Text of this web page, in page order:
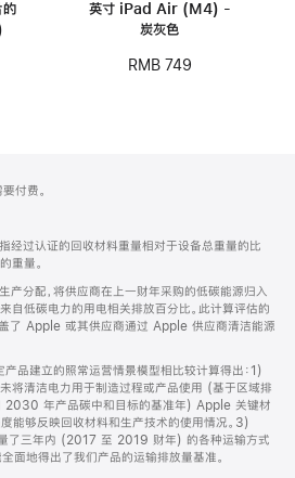
的
英寸 iPad Air (M4) -
炭灰色
RMB 749
付费。
经过认证的回收材料重量相对于设备总重量的比
重量。
分配，将供应商在上一财年采购的低碳能源归入
自低碳电力的用电相关排放百分比。此计算评估的
了 Apple 或其供应商通过 Apple 供应商清洁能源
品建立的照常运营情景模型相比较计算得出：1)
将清洁电力用于制造过程或产品使用 (基于区域排
年产品碳中和目标的基准年) Apple 关键材
能够反映回收材料和生产技术的使用情况。3)
了三年内 (2017 至 2019 财年) 的各种运输方式
面地得出了我们产品的运输排放量基准。